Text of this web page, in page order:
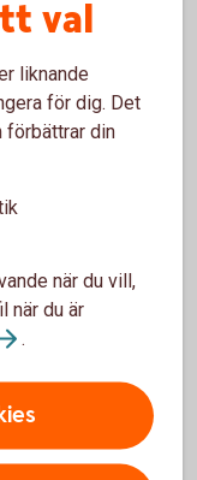
billån?
val
liknande
för dig. Det
förbättrar din
när du vill,
när du är
.